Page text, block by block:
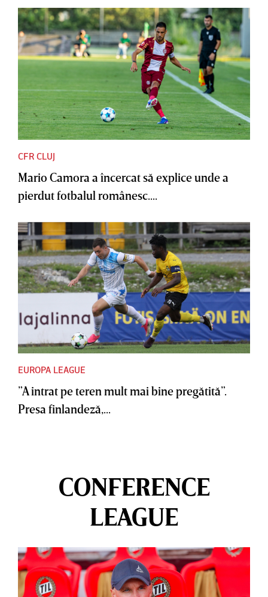
CFR CLUJ
Mario Camora a încercat să explice unde a
pierdut fotbalul românesc....
EUROPA LEAGUE
”A intrat pe teren mult mai bine pregătită”.
Presa finlandeză,...
CONFERENCE
LEAGUE